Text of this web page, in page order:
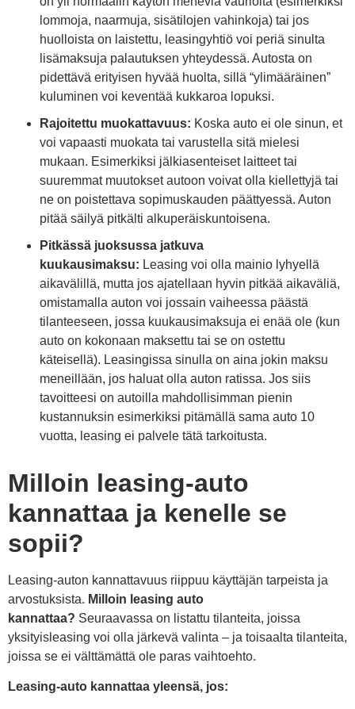
lommoja, naarmuja, sisätilojen vahinkoja) tai jos
huolloista on laistettu, leasingyhtiö voi periä sinulta
lisämaksuja palautuksen yhteydessä. Autosta on
pidettävä erityisen hyvää huolta, sillä “ylimääräinen”
kuluminen voi keventää kukkaroa lopuksi.
Rajoitettu muokattavuus: Koska auto ei ole sinun, et
voi vapaasti muokata tai varustella sitä mielesi
mukaan. Esimerkiksi jälkiasenteiset laitteet tai
suuremmat muutokset autoon voivat olla kiellettyjä tai
ne on poistettava sopimuskauden päättyessä. Auton
pitää säilyä pitkälti alkuperäiskuntoisena.
Pitkässä juoksussa jatkuva
kuukausimaksu: Leasing voi olla mainio lyhyellä
aikavälillä, mutta jos ajatellaan hyvin pitkää aikaväliä,
omistamalla auton voi jossain vaiheessa päästä
tilanteeseen, jossa kuukausimaksuja ei enää ole (kun
auto on kokonaan maksettu tai se on ostettu
käteisellä). Leasingissa sinulla on aina jokin maksu
meneillään, jos haluat olla auton ratissa. Jos siis
tavoitteesi on autoilla mahdollisimman pienin
kustannuksin esimerkiksi pitämällä sama auto 10
vuotta, leasing ei palvele tätä tarkoitusta.
Milloin leasing-auto
kannattaa ja kenelle se
sopii?
Leasing-auton kannattavuus riippuu käyttäjän tarpeista ja
arvostuksista. Milloin leasing auto
kannattaa? Seuraavassa on listattu tilanteita, joissa
yksityisleasing voi olla järkevä valinta – ja toisaalta tilanteita,
joissa se ei välttämättä ole paras vaihtoehto.
Leasing-auto kannattaa yleensä, jos: